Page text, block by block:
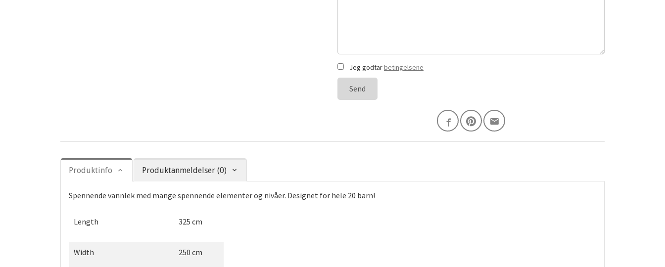
Jeg godtarbetingelsene
Send
Produktinfo Produktanmeldelser (0)
Spennende vannlek med mange spennende elementer og nivåer. Designet for hele 20 barn!
Length 325 cm
Width 250 cm